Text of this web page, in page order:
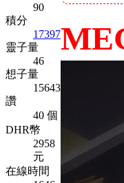
90
積分
17397
靈子量
46
想子量
15643
讚
40 個
DHR幣
2958
元
在線時間